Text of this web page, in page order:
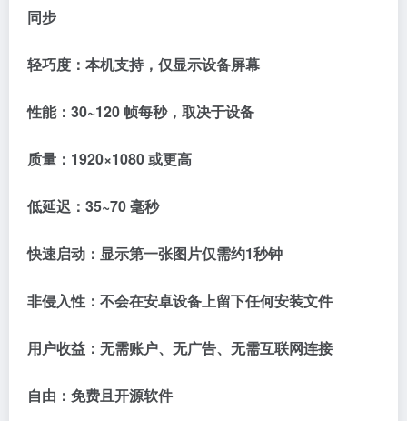
同步
轻巧度：本机支持，仅显示设备屏幕
性能：30~120 帧每秒，取决于设备
质量：1920×1080 或更高
低延迟：35~70 毫秒
快速启动：显示第一张图片仅需约1秒钟
非侵入性：不会在安卓设备上留下任何安装文件
用户收益：无需账户、无广告、无需互联网连接
自由：免费且开源软件